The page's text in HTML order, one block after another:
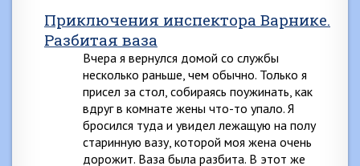
Приключения инспектора Варнике.
Разбитая ваза
Вчера я вернулся домой со службы
несколько раньше, чем обычно. Только я
присел за стол, собираясь поужинать, как
вдруг в комнате жены что-то упало. Я
бросился туда и увидел лежащую на полу
старинную вазу, которой моя жена очень
дорожит. Ваза была разбита. В этот же